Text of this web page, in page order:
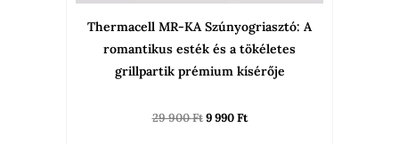
Thermacell MR-KA Szúnyogriasztó: A
romantikus esték és a tökéletes
grillpartik prémium kísérője
29 900Ft 9 990Ft